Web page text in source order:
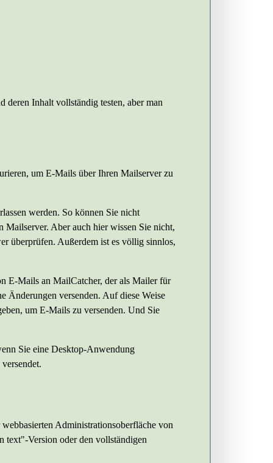
deren Inhalt vollständig testen, aber man
um E-Mails über Ihren Mailserver zu
werden. So können Sie nicht
Aber auch hier wissen Sie nicht,
überprüfen. Außerdem ist es völlig sinnlos,
E-Mails an MailCatcher, der als Mailer für
Änderungen versenden. Auf diese Weise
um E-Mails zu versenden. Und Sie
Sie eine Desktop-Anwendung
Administrationsoberfläche von
Version oder den vollständigen